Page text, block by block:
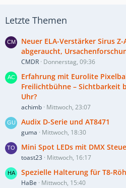
Letzte Themen
Neuer ELA-Verstärker Sirus
abgeraucht,
CMDR Donnerstag, 09:36
Erfahrung mit Eurolite
Freilichtbühne – Sichtbarkeit
Uhr?
achimb Mittwoch, 23:07
Audix D-Serie und AT8471
guma Mittwoch, 18:30
Mini Spot LEDs mit DMX
toast23 Mittwoch, 16:17
Spezielle Halterung für T8-
HaBe Mittwoch, 15:40